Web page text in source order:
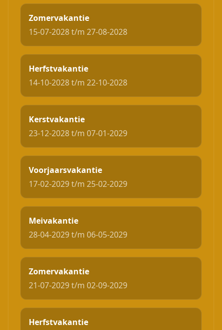
Zomervakantie
15-07-2028 t/m 27-08-2028
Herfstvakantie
14-10-2028 t/m 22-10-2028
Kerstvakantie
23-12-2028 t/m 07-01-2029
Voorjaarsvakantie
17-02-2029 t/m 25-02-2029
Meivakantie
28-04-2029 t/m 06-05-2029
Zomervakantie
21-07-2029 t/m 02-09-2029
Herfstvakantie